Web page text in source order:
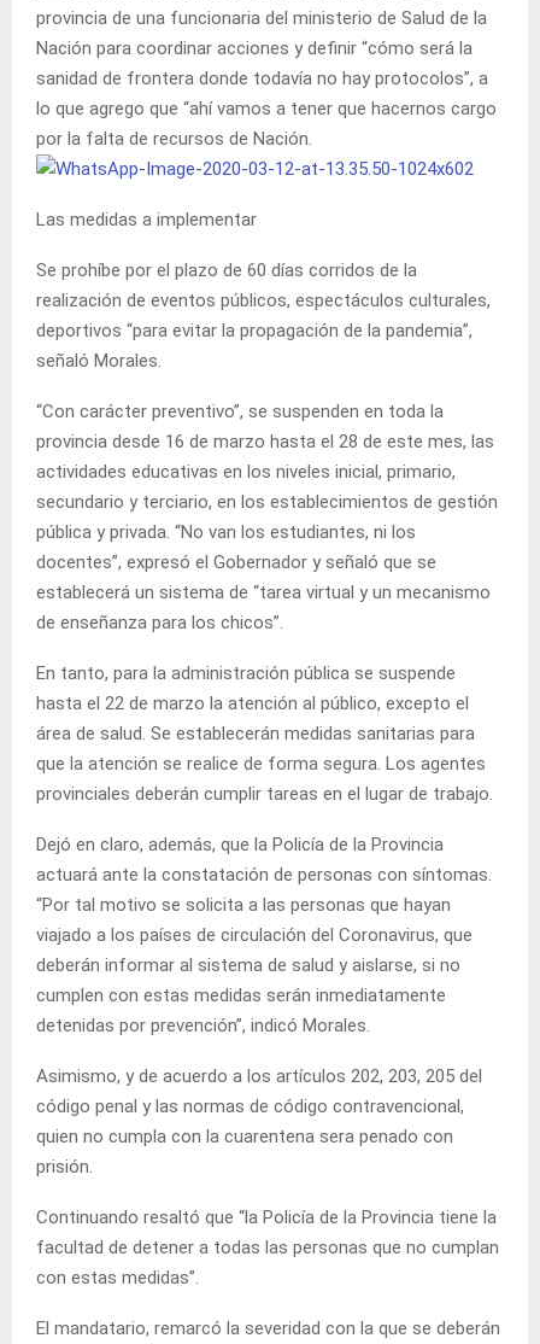
provincia de una funcionaria del ministerio de Salud de la
Nación para coordinar acciones y definir “cómo será la
sanidad de frontera donde todavía no hay protocolos”, a
lo que agrego que “ahí vamos a tener que hacernos cargo
por la falta de recursos de Nación.
Las medidas a implementar
Se prohíbe por el plazo de 60 días corridos de la
realización de eventos públicos, espectáculos culturales,
deportivos “para evitar la propagación de la pandemia”,
señaló Morales.
“Con carácter preventivo”, se suspenden en toda la
provincia desde 16 de marzo hasta el 28 de este mes, las
actividades educativas en los niveles inicial, primario,
secundario y terciario, en los establecimientos de gestión
pública y privada. “No van los estudiantes, ni los
docentes”, expresó el Gobernador y señaló que se
establecerá un sistema de “tarea virtual y un mecanismo
de enseñanza para los chicos”.
En tanto, para la administración pública se suspende
hasta el 22 de marzo la atención al público, excepto el
área de salud. Se establecerán medidas sanitarias para
que la atención se realice de forma segura. Los agentes
provinciales deberán cumplir tareas en el lugar de trabajo.
Dejó en claro, además, que la Policía de la Provincia
actuará ante la constatación de personas con síntomas.
“Por tal motivo se solicita a las personas que hayan
viajado a los países de circulación del Coronavirus, que
deberán informar al sistema de salud y aislarse, si no
cumplen con estas medidas serán inmediatamente
detenidas por prevención”, indicó Morales.
Asimismo, y de acuerdo a los artículos 202, 203, 205 del
código penal y las normas de código contravencional,
quien no cumpla con la cuarentena sera penado con
prisión.
Continuando resaltó que “la Policía de la Provincia tiene la
facultad de detener a todas las personas que no cumplan
con estas medidas”.
El mandatario, remarcó la severidad con la que se deberán